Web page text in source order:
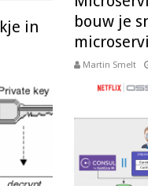
bouw je
Martin Smelt
in